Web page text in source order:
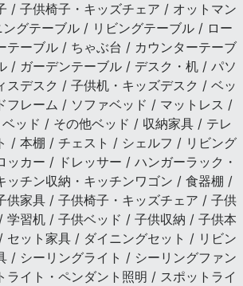
/ 子供椅子・キッズチェア / オットマン
グテーブル / リビングテーブル / ロー
テーブル / ちゃぶ台 / カウンターテーブ
/ ガーデンテーブル / デスク・机 / パソ
スデスク / 子供机・キッズデスク / ベッ
フレーム / ソファベッド / マットレス /
ッド / その他ベッド / 収納家具 / テレ
/ 本棚 / チェスト / シェルフ / リビング
カー / ドレッサー / ハンガーラック・
ッチン収納・キッチンワゴン / 食器棚 /
供家具 / 子供椅子・キッズチェア / 子供
学習机 / 子供ベッド / 子供収納 / 子供本
セット家具 / ダイニングセット / リビン
/ シーリングライト / シーリングファン
ライト・ペンダント照明 / スポットライ